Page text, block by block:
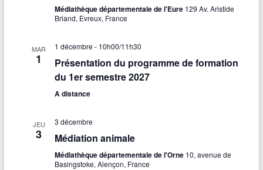
Médiathèque départementale de l'Eure 129 Av. Aristide
Briand, Evreux, France
MAR
1
1 décembre - 10h00/11h30
Présentation du programme de formation
du 1er semestre 2027
A distance
JEU
3
3 décembre
Médiation animale
Médiathèque départementale de l'Orne 10, avenue de
Basingstoke, Alençon, France